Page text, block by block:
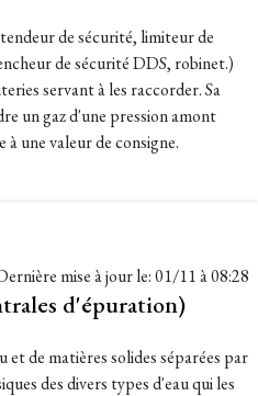
de sécurité, limiteur de
de sécurité DDS, robinet.)
servant à les raccorder. Sa
un gaz d'une pression amont
à une valeur de consigne.
mise à jour le:01/11 à 08:28
d'épuration)
de matières solides séparées par
des divers types d'eau qui les